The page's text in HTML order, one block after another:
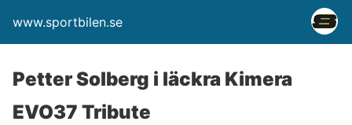
www.sportbilen.se
Petter Solberg i läckra Kimera
EVO37 Tribute